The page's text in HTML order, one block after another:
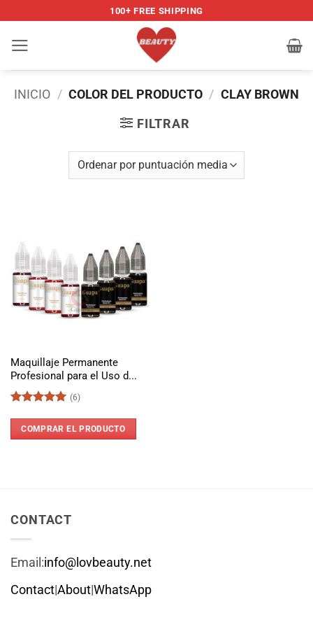
contenido
100+ FREE SHIPPING
INICIO / COLOR DEL PRODUCTO / CLAY BROWN
FILTRAR
Maquillaje Permanente
Profesional para el Uso d...
con5de 5
(6)
COMPRAR EL PRODUCTO
CONTACT
Email:info@lovbeauty.net
Contact|About|WhatsApp